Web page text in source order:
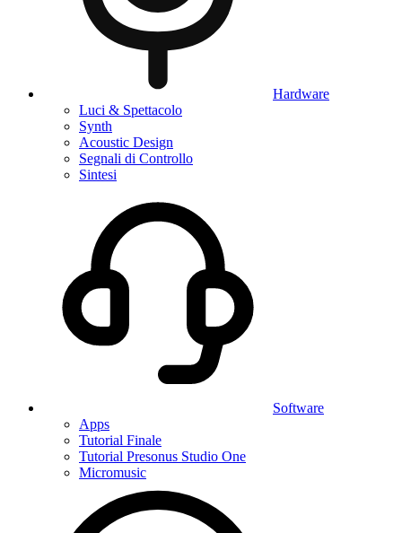
Hardware
Luci & Spettacolo
Synth
Acoustic Design
Segnali di Controllo
Sintesi
Software
Apps
Tutorial Finale
Tutorial Presonus Studio One
Micromusic